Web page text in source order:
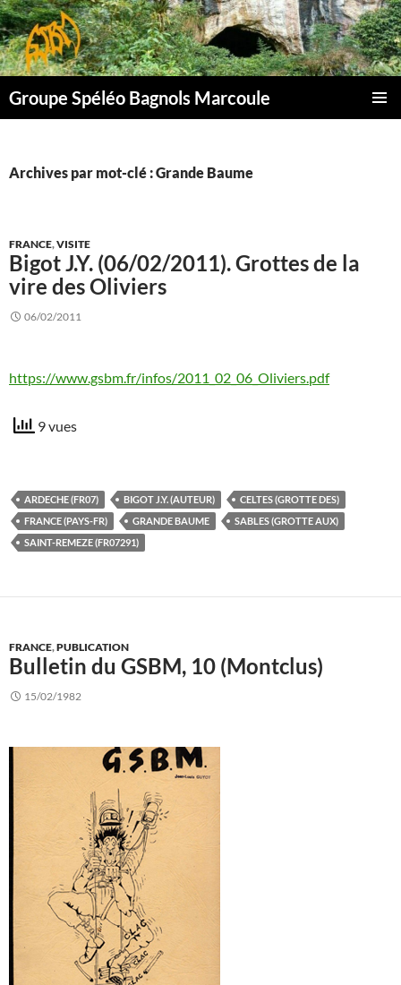
Aller
au
contenu
Groupe Spéléo Bagnols Marcoule
Archives par mot-clé : Grande Baume
FRANCE,VISITE
Bigot J.Y. (06/02/2011). Grottes de la
vire des Oliviers
06/02/2011
https://www.gsbm.fr/infos/2011_02_06_Oliviers.pdf
9 vues
ARDECHE (FR07) BIGOT J.Y. (AUTEUR)
CELTES (GROTTE DES)
FRANCE (PAYS-FR)
GRANDE BAUME
SABLES (GROTTE AUX)
SAINT-REMEZE (FR07291)
FRANCE,PUBLICATION
Bulletin du GSBM, 10 (Montclus)
15/02/1982